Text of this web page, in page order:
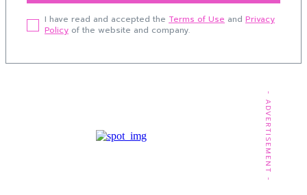
I have read and accepted the Terms of Use and Privacy
Policy of the website and company.
- ADVERTISEMENT -